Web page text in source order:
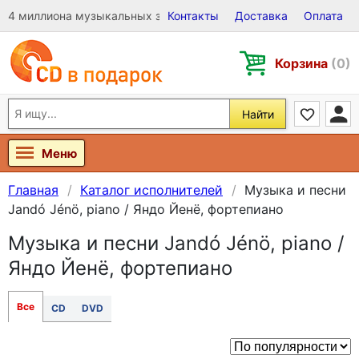
4 миллиона музыкальных записей на Виниле, CD и DVD
Контакты Доставка Оплата
Корзина (0)
Найти
Меню
Главная Каталог исполнителей
Музыка и песни
Jandó Jénö, piano / Яндо Йенё, фортепиано
Музыка и песни Jandó Jénö, piano /
Яндо Йенё, фортепиано
Все CD DVD